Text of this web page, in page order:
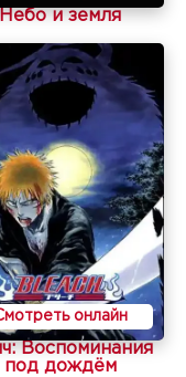
Небо и земля
онлайн
Воспоминания
под дождём